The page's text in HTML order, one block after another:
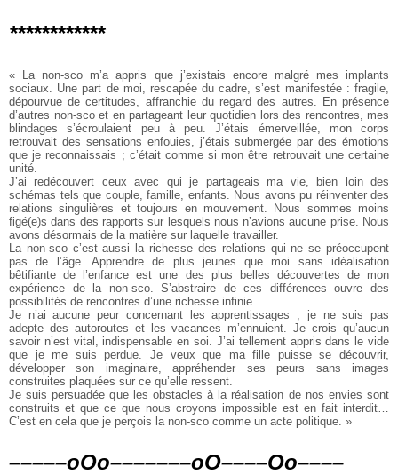
************
« La non-sco m’a appris que j’existais encore malgré mes implants
sociaux. Une part de moi, rescapée du cadre, s’est manifestée : fragile,
dépourvue de certitudes, affranchie du regard des autres. En présence
d’autres non-sco et en partageant leur quotidien lors des rencontres, mes
blindages s’écroulaient peu à peu. J’étais émerveillée, mon corps
retrouvait des sensations enfouies, j’étais submergée par des émotions
que je reconnaissais ; c’était comme si mon être retrouvait une certaine
unité.
J’ai redécouvert ceux avec qui je partageais ma vie, bien loin des
schémas tels que couple, famille, enfants. Nous avons pu réinventer des
relations singulières et toujours en mouvement. Nous sommes moins
figé(e)s dans des rapports sur lesquels nous n’avions aucune prise. Nous
avons désormais de la matière sur laquelle travailler.
La non-sco c’est aussi la richesse des relations qui ne se préoccupent
pas de l’âge. Apprendre de plus jeunes que moi sans idéalisation
bêtifiante de l’enfance est une des plus belles découvertes de mon
expérience de la non-sco. S’abstraire de ces différences ouvre des
possibilités de rencontres d’une richesse infinie.
Je n’ai aucune peur concernant les apprentissages ; je ne suis pas
adepte des autoroutes et les vacances m’ennuient. Je crois qu’aucun
savoir n’est vital, indispensable en soi. J’ai tellement appris dans le vide
que je me suis perdue. Je veux que ma fille puisse se découvrir,
développer son imaginaire, appréhender ses peurs sans images
construites plaquées sur ce qu’elle ressent.
Je suis persuadée que les obstacles à la réalisation de nos envies sont
construits et que ce que nous croyons impossible est en fait interdit…
C’est en cela que je perçois la non-sco comme un acte politique. »
–––––oOo–––––––oO––––Oo––––